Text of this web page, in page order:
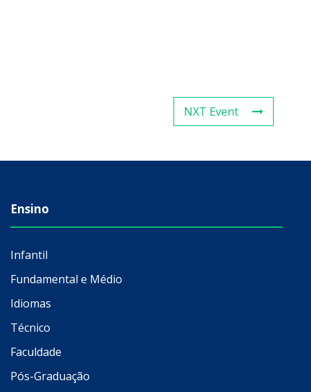
NXT Event
Ensino
Infantil
Fundamental e Médio
Idiomas
Técnico
Faculdade
Pós-Graduação